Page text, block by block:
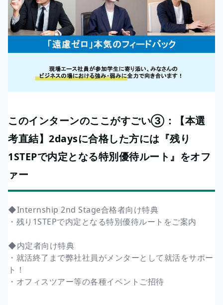
このインターンのここがすごい③：【本選
考直結】2daysに合格した方には『残り
1STEPで内定となる特別優待ルート』をオフ
ァー
◆Internship 2nd Stage合格者向け特典
・残り1STEPで内定となる特別優待ルートをご案内
◆内定者向け特典
・就活終了まで弊社社員がメンターとして就活をサポー
ト！
・オフィスツアー等の各種イベントご招待